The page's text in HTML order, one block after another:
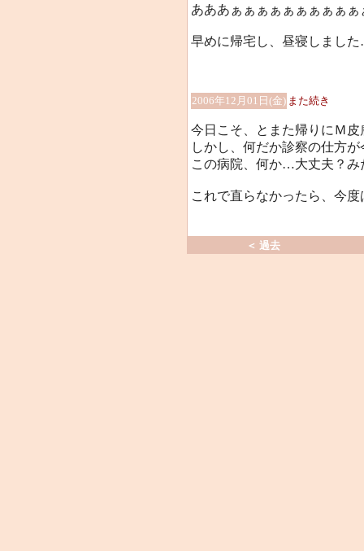
あああぁぁぁぁぁぁぁぁぁ
早めに帰宅し、昼寝しまし
2006年12月01日(金) また続き
今日こそ、とまた帰りにＭ
しかし、何だか診察の仕方
この病院、何か…大丈夫？み
これで直らなかったら、今
＜ 過去